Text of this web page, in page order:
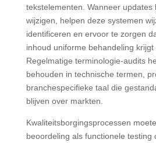
tekstelementen. Wanneer updates
wijzigen, helpen deze systemen
identificeren en ervoor te zorgen
inhoud uniforme behandeling krijgt
Regelmatige terminologie-audits
behouden in technische termen,
branchespecifieke taal die
blijven over markten.
Kwaliteitsborgingsprocessen
beoordeling als functionele testing